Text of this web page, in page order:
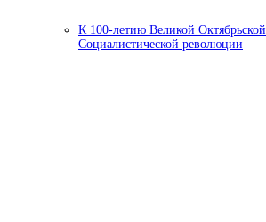
К 100-летию Великой Октябрьской
Социалистической революции